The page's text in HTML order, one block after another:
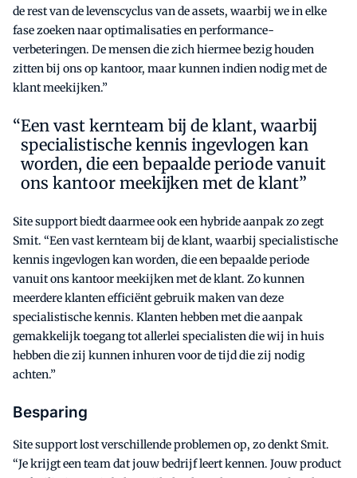
de rest van de levenscyclus van de assets, waarbij we in elke
fase zoeken naar optimalisaties en performance-
verbeteringen. De mensen die zich hiermee bezig houden
zitten bij ons op kantoor, maar kunnen indien nodig met de
klant meekijken.”
Een vast kernteam bij de klant, waarbij
specialistische kennis ingevlogen kan
worden, die een bepaalde periode vanuit
ons kantoor meekijken met de klant”
Site support biedt daarmee ook een hybride aanpak zo zegt
Smit. “Een vast kernteam bij de klant, waarbij specialistische
kennis ingevlogen kan worden, die een bepaalde periode
vanuit ons kantoor meekijken met de klant. Zo kunnen
meerdere klanten efficiënt gebruik maken van deze
specialistische kennis. Klanten hebben met die aanpak
gemakkelijk toegang tot allerlei specialisten die wij in huis
hebben die zij kunnen inhuren voor de tijd die zij nodig
achten.”
Besparing
Site support lost verschillende problemen op, zo denkt Smit.
“Je krijgt een team dat jouw bedrijf leert kennen. Jouw product